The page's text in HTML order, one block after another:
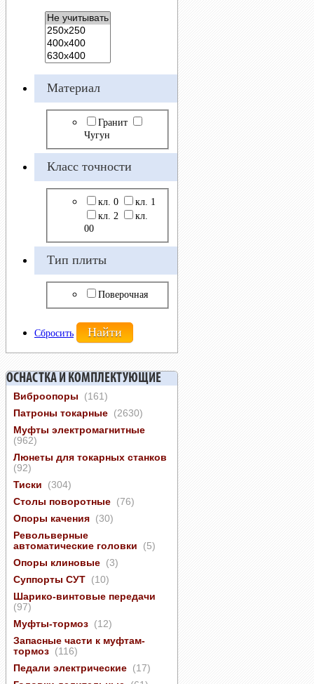
Материал
Гранит
Чугун
Класс точности
кл. 0
кл. 1
кл. 2
кл.
00
Тип плиты
Поверочная
Сбросить
ОСНАСТКА И КОМПЛЕКТУЮЩИЕ
Виброопоры
(161)
Патроны токарные (2630)
Муфты электромагнитные
(962)
Люнеты для токарных станков
(92)
Тиски
(304)
Столы поворотные (76)
Опоры качения (30)
Револьверные
автоматические головки
(5)
Опоры клиновые (3)
Суппорты СУТ (10)
Шарико-винтовые передачи
(97)
Муфты-тормоз (12)
Запасные части к муфтам-
тормоз (116)
Педали электрические (17)